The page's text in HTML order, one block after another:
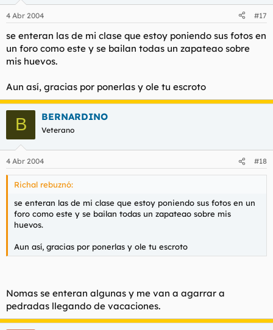
4 Abr 2004 #17
se enteran las de mi clase que estoy poniendo sus fotos en
un foro como este y se bailan todas un zapateao sobre
mis huevos.
Aun así, gracias por ponerlas y ole tu escroto
B BERNARDINO
Veterano
4 Abr 2004 #18
Richal rebuznó:
se enteran las de mi clase que estoy poniendo sus fotos en un
foro como este y se bailan todas un zapateao sobre mis
huevos.
Aun así, gracias por ponerlas y ole tu escroto
Nomas se enteran algunas y me van a agarrar a
pedradas llegando de vacaciones.